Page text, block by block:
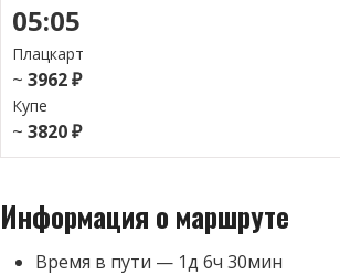
05:05
Плацкарт
~ 3962 ₽
Купе
~ 3820 ₽
Информация о маршруте
Время в пути — 1д 6ч 30мин